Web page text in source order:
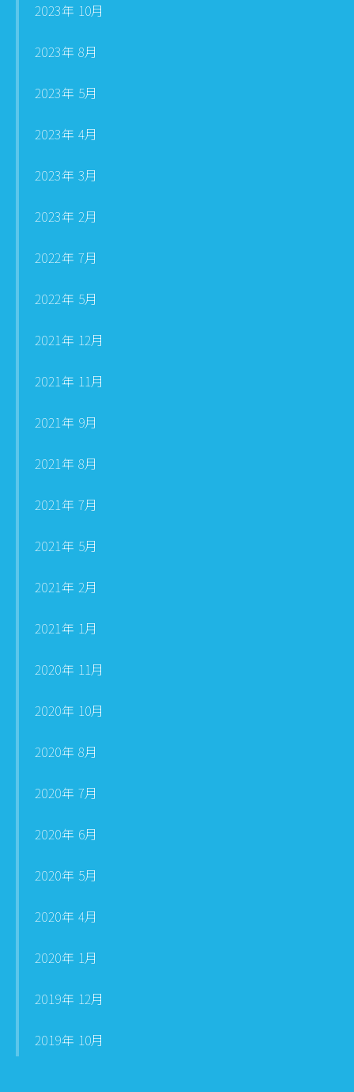
2023年 10月
2023年 8月
2023年 5月
2023年 4月
2023年 3月
2023年 2月
2022年 7月
2022年 5月
2021年 12月
2021年 11月
2021年 9月
2021年 8月
2021年 7月
2021年 5月
2021年 2月
2021年 1月
2020年 11月
2020年 10月
2020年 8月
2020年 7月
2020年 6月
2020年 5月
2020年 4月
2020年 1月
2019年 12月
2019年 10月